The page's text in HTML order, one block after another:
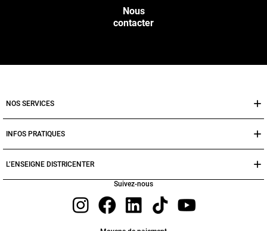
Nous
contacter
NOS SERVICES
INFOS PRATIQUES
L’ENSEIGNE DISTRICENTER
Suivez-nous